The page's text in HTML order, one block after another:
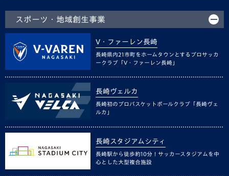
スポーツ・地域創生事業
V・ファーレン長崎
長崎県内21市町をホームタウンとするプロサッカ
ークラブ「V・ファーレン長崎」
長崎ヴェルカ
長崎初のプロバスケットボールクラブ「長崎ヴェ
ルカ」
長崎スタジアムシティ
長崎駅から徒歩約10分！サッカースタジアムを中
心とした大型複合施設